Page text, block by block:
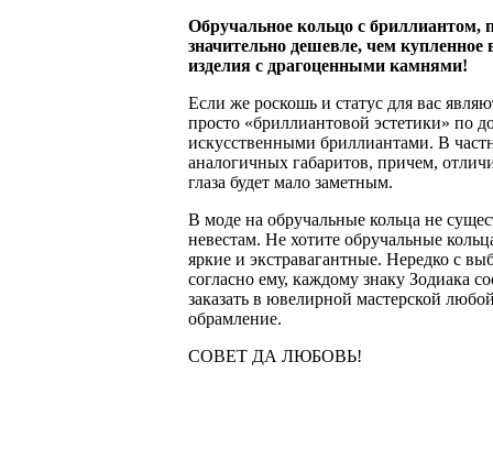
Обручальное кольцо с бриллиантом,
значительно дешевле, чем купленное
изделия с драгоценными камнями!
Если же роскошь и статус для вас
просто «бриллиантовой эстетики» по
искусственными бриллиантами. В
аналогичных габаритов, причем,
глаза будет мало заметным.
В моде на обручальные кольца не
невестам. Не хотите обручальные
яркие и экстравагантные. Нередко с
согласно ему, каждому знаку Зодиака
заказать в ювелирной мастерской
обрамление.
СОВЕТ ДА ЛЮБОВЬ!